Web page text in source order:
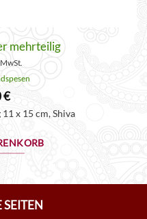
mehrteilig
€
x 15 cm, Shiva